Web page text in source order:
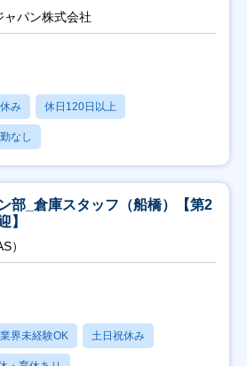
パン株式会社
み 休日120日以上
なし
部_倉庫スタッフ（船橋）【第2
】
）
界未経験OK 土日祝休み